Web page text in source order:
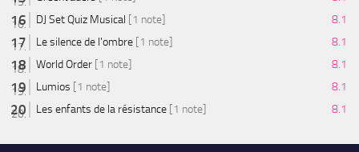
DJ Set Quiz Musical [1 note]
8.1
Le silence de l'ombre [1 note]
8.1
World Order [1 note]
8.1
Lumios [1 note]
8.1
Les enfants de la résistance [1 note] 8.1